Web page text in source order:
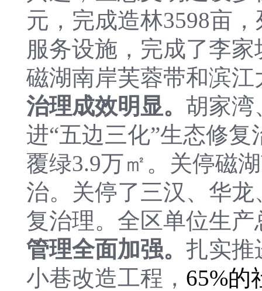
元，完成造林3598亩
服务设施，完成了李
磁湖南岸芙蓉带和滨
治理成效明显。 胡家湾
进“五边三化”生态修
覆绿3.9万㎡。关停磁
治。关停了三汉、华
复治理。全区单位生
管理全面加强。 扎实推
小巷改造工程， 65%的